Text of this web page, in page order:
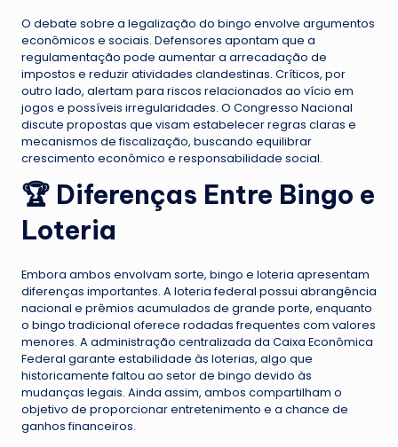
O debate sobre a legalização do bingo envolve argumentos
econômicos e sociais. Defensores apontam que a
regulamentação pode aumentar a arrecadação de
impostos e reduzir atividades clandestinas. Críticos, por
outro lado, alertam para riscos relacionados ao vício em
jogos e possíveis irregularidades. O Congresso Nacional
discute propostas que visam estabelecer regras claras e
mecanismos de fiscalização, buscando equilibrar
crescimento econômico e responsabilidade social.
🏆 Diferenças Entre Bingo e
Loteria
Embora ambos envolvam sorte, bingo e loteria apresentam
diferenças importantes. A loteria federal possui abrangência
nacional e prêmios acumulados de grande porte, enquanto
o bingo tradicional oferece rodadas frequentes com valores
menores. A administração centralizada da Caixa Econômica
Federal garante estabilidade às loterias, algo que
historicamente faltou ao setor de bingo devido às
mudanças legais. Ainda assim, ambos compartilham o
objetivo de proporcionar entretenimento e a chance de
ganhos financeiros.